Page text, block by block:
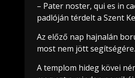
– Pater noster, qui es in
padlóján térdelt a Szent
Az előző nap hajnalán
most nem jött
A templom hideg kövei